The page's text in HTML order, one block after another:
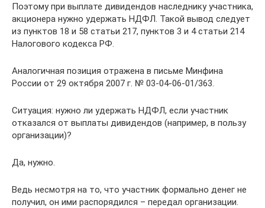
Поэтому при выплате дивидендов наследнику участника,
акционера нужно удержать НДФЛ. Такой вывод следует
из пунктов 18 и 58 статьи 217, пунктов 3 и 4 статьи 214
Налогового кодекса РФ.
Аналогичная позиция отражена в письме Минфина
России от 29 октября 2007 г. № 03-04-06-01/363.
Ситуация: нужно ли удержать НДФЛ, если участник
отказался от выплаты дивидендов (например, в пользу
организации)?
Да, нужно.
Ведь несмотря на то, что участник формально денег не
получил, он ими распорядился – передал организации.